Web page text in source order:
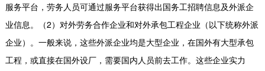
服务平台，劳务人员可通过服务平台获得出国务工招聘信息及外派企
业信息。（2）对外劳务合作企业和对外承包工程企业（以下统称外派
企业）。一般来说，这些外派企业均是大型企业，在国外有大型承包
工程，或直接在国外设厂，需要国内人员前去工作。这些企业实力